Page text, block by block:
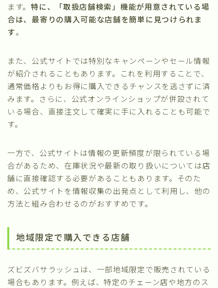
ます。特に、「取扱店舗検索」機能が用意されている場
合は、最寄りの購入可能な店舗を簡単に見つけられま
す。
また、公式サイトでは特別なキャンペーンやセール情報
が紹介されることもあります。これを利用することで、
通常価格よりもお得に購入できるチャンスを逃さずに済
みます。さらに、公式オンラインショップが併設されて
いる場合、直接注文して確実に手に入れることも可能で
す。
一方で、公式サイトは情報の更新頻度が限られている場
合があるため、在庫状況や最新の取り扱いについては店
舗に直接確認する必要があることもあります。そのた
め、公式サイトを情報収集の出発点として利用し、他の
方法と組み合わせるのがおすすめです。
地域限定で購入できる店舗
ズビズバサラッシュは、一部地域限定で販売されている
場合もあります。例えば、特定のチェーン店や地方のス